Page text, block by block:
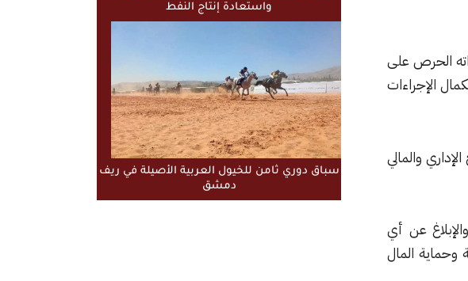
الحرص على
الإجراءات
والمالي
عن أي
وحماية المال
واستعادة إنتاج النفط
سباق دوري ثامن للخيول العربية الأصيلة في ريف
دمشق